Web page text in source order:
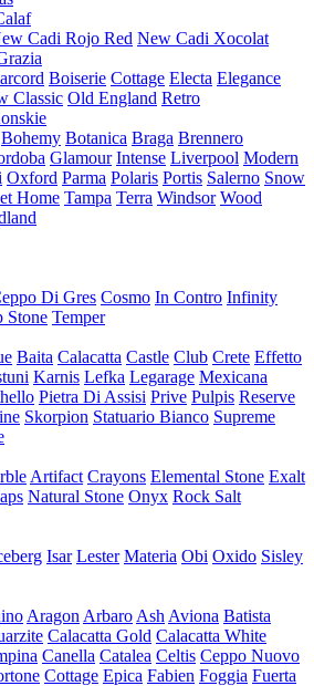
Cadi Rojo Red New Cadi Xocolat
Boiserie Cottage Electa Elegance
Classic Old England Retro
Bohemy Botanica Braga Brennero
Glamour Intense Liverpool Modern
Oxford Parma Polaris Portis Salerno Snow
Home Tampa Terra Windsor Wood
Di Gres Cosmo In Contro Infinity
Stone Temper
Baita Calacatta Castle Club Crete Effetto
Karnis Lefka Legarage Mexicana
Pietra Di Assisi Prive Pulpis Reserve
Skorpion Statuario Bianco Supreme
Artifact Crayons Elemental Stone Exalt
Natural Stone Onyx Rock Salt
Isar Lester Materia Obi Oxido Sisley
Aragon Arbaro Ash Aviona Batista
Calacatta Gold Calacatta White
Canella Catalea Celtis Ceppo Nuovo
Cottage Epica Fabien Foggia Fuerta